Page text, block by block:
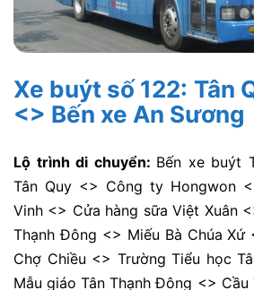
Xe buýt số 122: Tân
<> Bến xe An Sương
Lộ trình di chuyển: Bến xe buýt
Tân Quy <> Công ty Hongwon
Vinh <> Cửa hàng sữa Việt Xuân
Thạnh Đông <> Miếu Bà Chúa
Chợ Chiều <> Trường Tiểu học
Mẫu giáo Tân Thạnh Đông <>